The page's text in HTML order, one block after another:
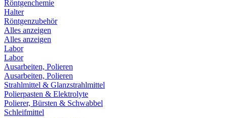
Röntgenchemie
Halter
Röntgenzubehör
Alles anzeigen
Alles anzeigen
Labor
Labor
Ausarbeiten, Polieren
Ausarbeiten, Polieren
Strahlmittel & Glanzstrahlmittel
Polierpasten & Elektrolyte
Polierer, Bürsten & Schwabbel
Schleifmittel